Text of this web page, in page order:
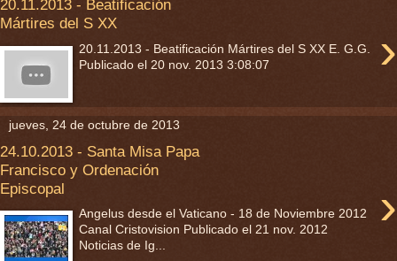
20.11.2013 - Beatificación
Mártires del S XX
›
20.11.2013 - Beatificación Mártires del S XX E. G.G.
Publicado el 20 nov. 2013 3:08:07
jueves, 24 de octubre de 2013
24.10.2013 - Santa Misa Papa
Francisco y Ordenación
Episcopal
›
Angelus desde el Vaticano - 18 de Noviembre 2012
Canal Cristovision Publicado el 21 nov. 2012
Noticias de Ig...